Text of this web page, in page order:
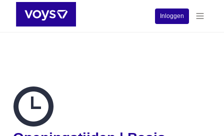
Inloggen